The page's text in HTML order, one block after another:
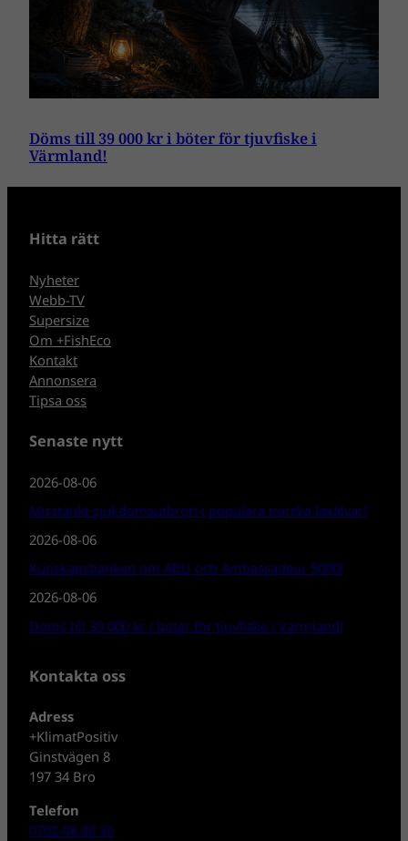
Döms till 39 000 kr i böter för tjuvfiske i
Värmland!
Hitta rätt
Nyheter
Webb-TV
Supersize
Om +FishEco
Kontakt
Annonsera
Tipsa oss
Senaste nytt
2026-08-06
Misstänkt sjukdomsutbrott i populära norska laxälvar!
2026-08-06
Kunskapsbanken om ABU och Ambassadeur 5000!
2026-08-06
Döms till 39 000 kr i böter för tjuvfiske i Värmland!
Kontakta oss
Adress
+KlimatPositiv
Ginstvägen 8
197 34 Bro
Telefon
0702-08 80 30